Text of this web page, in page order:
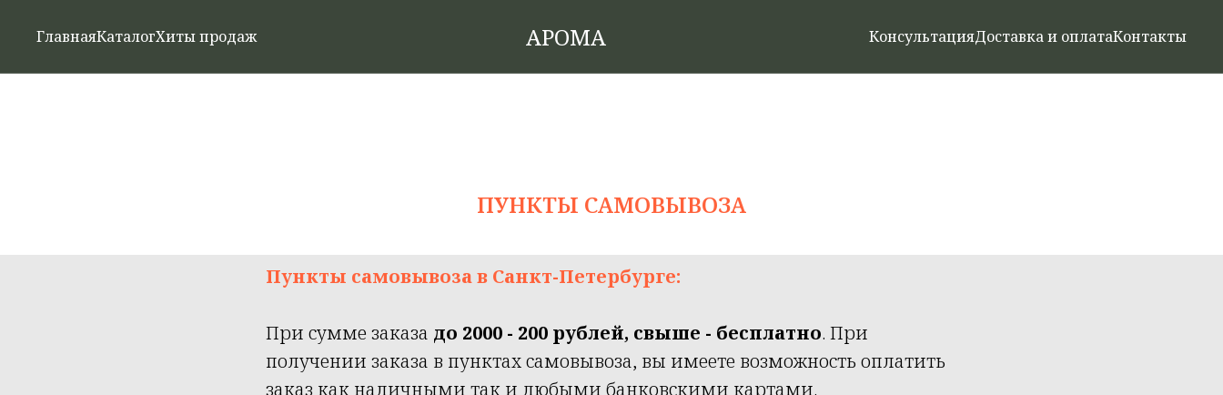
ГлавнаяКаталогХиты продаж АРОМА КонсультацияДоставка и оплатаКонтакты
ПУНКТЫ САМОВЫВОЗА
Пункты самовывоза в Санкт-Петербурге:
При сумме заказа до 2000 - 200 рублей, свыше - бесплатно. При
получении заказа в пунктах самовывоза, вы имеете возможность оплатить
заказ как наличными так и любыми банковскими картами.